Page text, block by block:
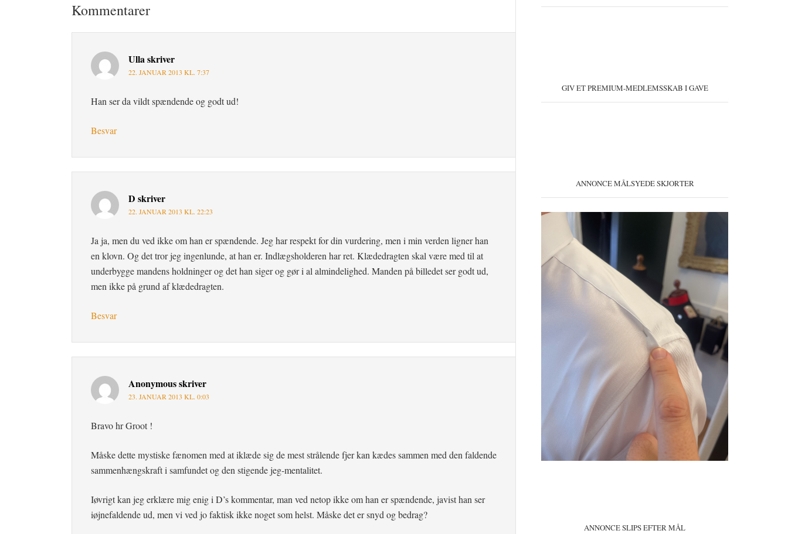
Kommentarer
Ullaskriver
22. JANUAR 2013 KL. 7:37
Han ser da vildt spændende og godt ud!
Besvar
D skriver
22. JANUAR 2013 KL. 22:23
Ja ja, men du ved ikke om han er spændende. Jeg har respekt for din vurdering, men i min verden ligner han
en klovn. Og det tror jeg ingenlunde, at han er. Indlægsholderen har ret. Klædedragten skal være med til at
underbygge mandens holdninger og det han siger og gør i al almindelighed. Manden på billedet ser godt ud,
men ikke på grund af klædedragten.
Besvar
Anonymousskriver
23. JANUAR 2013 KL. 0:03
Bravo hr Groot !
Måske dette mystiske fænomen med at iklæde sig de mest strålende fjer kan kædes sammen med den faldende
sammenhængskraft i samfundet og den stigende jeg-mentalitet.
Iøvrigt kan jeg erklære mig enig i D’s kommentar, man ved netop ikke om han er spændende, javist han ser
iøjnefaldende ud, men vi ved jo faktisk ikke noget som helst. Måske det er snyd og bedrag?
GIV ET PREMIUM-MEDLEMSSKAB I GAVE
ANNONCE MÅLSYEDE SKJORTER
ANNONCE SLIPS EFTER MÅL